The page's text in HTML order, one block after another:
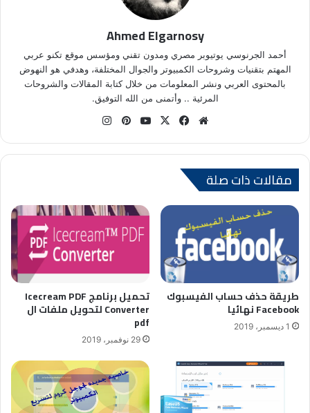
Ahmed Elgarnosy
أحمد الجرنوسي يوتيوبر مصري ومدون تقني ومؤسس موقع تكنو عربي
المهتم بتقنيات وشروحات الكمبيوتر والجوال المختلفة، وهدفي هو النهوض
بالمحتوى العربي ونشر المعلومات من خلال كتابة المقالات والشروحات
المرئية .. وأتمنى من الله التوفيق.
موق
الوي
ب
في
وك
X
يوتي
بينتي
س
ام
مقالات ذات صلة
طريقة حذف حساب الفيسبوك
Facebook نهائيا
1 ديسمبر، 2019
تحميل برنامج Icecream PDF
Converter لتحويل ملفات ال
pdf
29 نوفمبر، 2019